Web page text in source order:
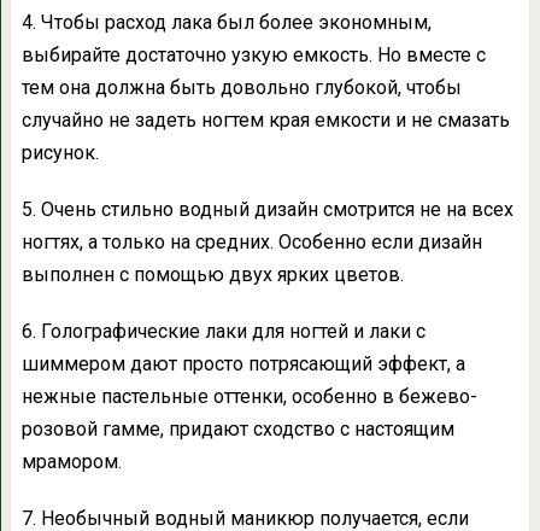
4. Чтобы расход лака был более экономным,
выбирайте достаточно узкую емкость. Но вместе с
тем она должна быть довольно глубокой, чтобы
случайно не задеть ногтем края емкости и не смазать
рисунок.
5. Очень стильно водный дизайн смотрится не на всех
ногтях, а только на средних. Особенно если дизайн
выполнен с помощью двух ярких цветов.
6. Голографические лаки для ногтей и лаки с
шиммером дают просто потрясающий эффект, а
нежные пастельные оттенки, особенно в бежево-
розовой гамме, придают сходство с настоящим
мрамором.
7. Необычный водный маникюр получается, если